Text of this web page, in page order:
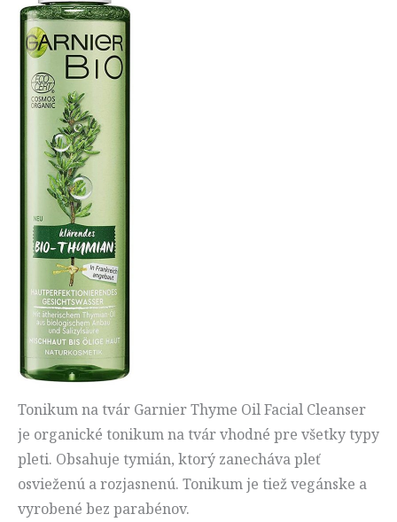
Tonikum na tvár Garnier Thyme Oil Facial Cleanser
je organické tonikum na tvár vhodné pre všetky typy
pleti. Obsahuje tymián, ktorý zanecháva pleť
osvieženú a rozjasnenú. Tonikum je tiež vegánske a
vyrobené bez parabénov.